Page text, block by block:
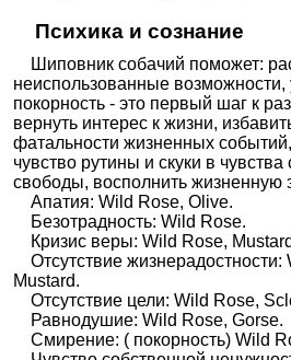
Психика и сознание
Шиповник собачий поможет:
неиспользованные возможности,
покорность - это первый шаг к
вернуть интерес к жизни,
фатальности жизненных
чувство рутины и скуки в чувства
свободы, восполнить жизненную
Апатия: Wild Rose, Olive.
Безотрадность: Wild Rose.
Кризис веры: Wild Rose,
Отсутствие жизнерадостности:
Mustard.
Отсутствие цели: Wild Rose,
Равнодушие: Wild Rose, Gorse.
Смирение: ( покорность) Wild